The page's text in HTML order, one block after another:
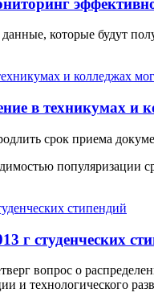
которые будут
в техникумах и
срок приема
популяризации
г студенческих
вопрос о
и технологического